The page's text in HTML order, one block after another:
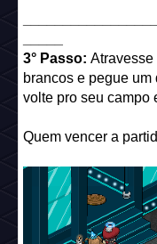
3° Passo: Atravesse
brancos e pegue
volte pro seu campo
Quem vencer a